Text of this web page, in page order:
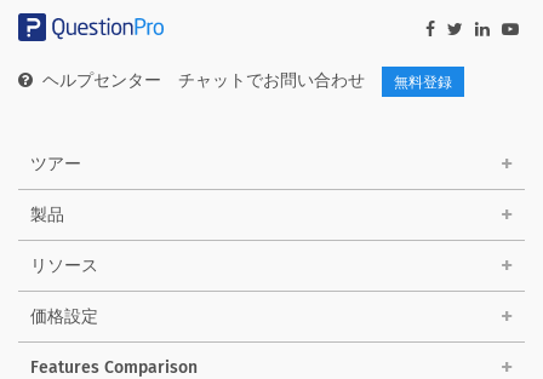
ヘルプセンター チャットでお問い合わせ 無料登録
ツアー
製品
リソース
価格設定
Features Comparison